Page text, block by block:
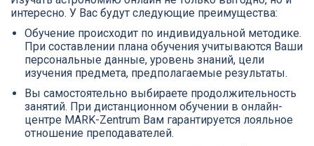
интересно. У Вас будут следующие преимущества:
Обучение происходит по индивидуальной методике.
При составлении плана обучения учитываются Ваши
персональные данные, уровень знаний, цели
изучения предмета, предполагаемые результаты.
Вы самостоятельно выбираете продолжительность
занятий. При дистанционном обучении в онлайн-
центре MARK-Zentrum Вам гарантируется лояльное
отношение преподавателей.